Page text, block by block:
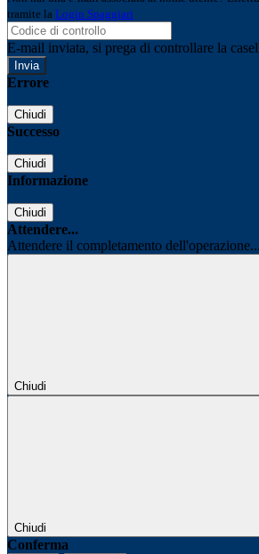
tramite la Login Spaggiari
E-mail inviata, si prega di controllare la
Errore
Chiudi
Successo
Chiudi
Informazione
Chiudi
Attendere...
Attendere il completamento dell'operazione...
Chiudi
Chiudi
Conferma